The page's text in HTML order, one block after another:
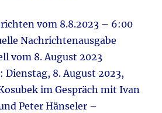
vom 8.8.2023 – 6:00
Nachrichtenausgabe
vom 8. August 2023
Dienstag, 8. August 2023,
im Gespräch mit Ivan
Peter Hänseler –